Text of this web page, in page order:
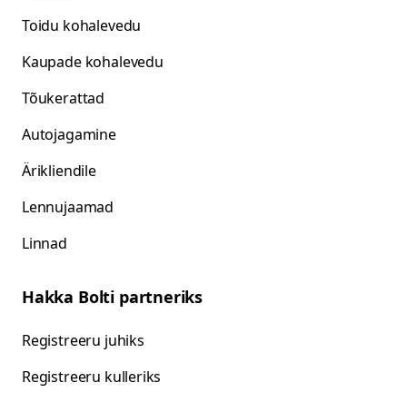
Toidu kohalevedu
Kaupade kohalevedu
Tõukerattad
Autojagamine
Ärikliendile
Lennujaamad
Linnad
Hakka Bolti partneriks
Registreeru juhiks
Registreeru kulleriks